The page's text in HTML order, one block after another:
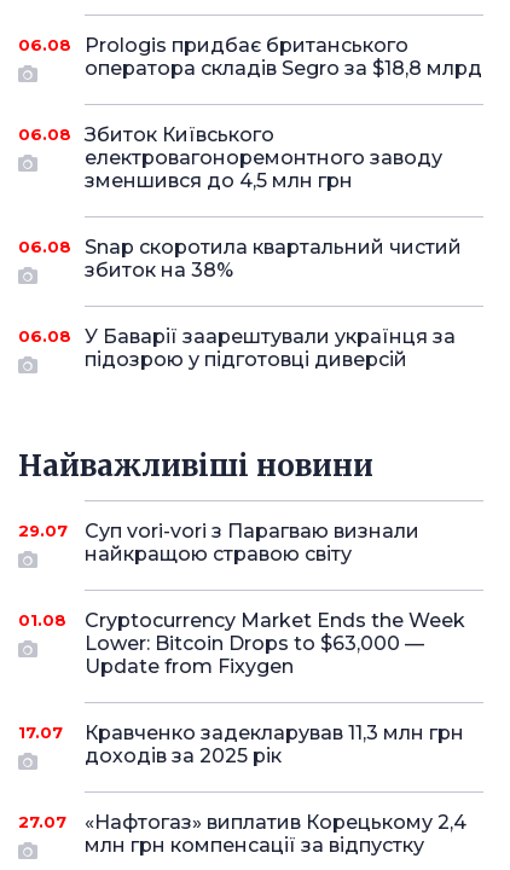
06.08
Prologis придбає британського
оператора складів Segro за $18,8 млрд
06.08
Збиток Київського
електровагоноремонтного заводу
зменшився до 4,5 млн грн
06.08
Snap скоротила квартальний чистий
збиток на 38%
06.08
У Баварії заарештували українця за
підозрою у підготовці диверсій
Найважливіші новини
29.07
Суп vori-vori з Парагваю визнали
найкращою стравою світу
01.08
Cryptocurrency Market Ends the Week
Lower: Bitcoin Drops to $63,000 —
Update from Fixygen
17.07
Кравченко задекларував 11,3 млн грн
доходів за 2025 рік
27.07
«Нафтогаз» виплатив Корецькому 2,4
млн грн компенсації за відпустку